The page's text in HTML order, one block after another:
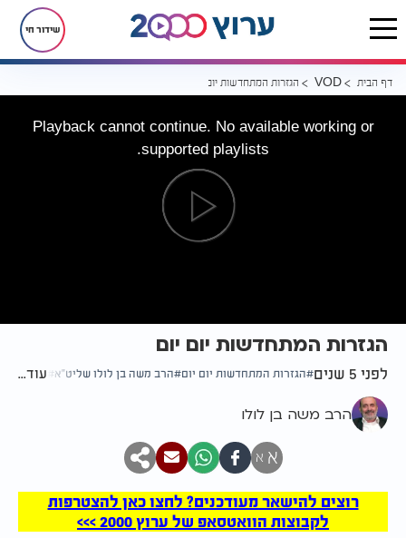
שידור חי
דף הבית VOD הגזרות המתחדשות יום יום
Playback cannot continue. No available working or
supported playlists.
הגזרות המתחדשות יום יום
לפני 5 שנים הגזרות המתחדשות יום יום הרב משה בן לולו שליט"א הפוך על
עוד...
הרב משה בן לולו
א א
רוצים להישאר מעודכנים? לחצו כאן להצטרפות
לקבוצות הוואטסאפ של ערוץ 2000 >>>